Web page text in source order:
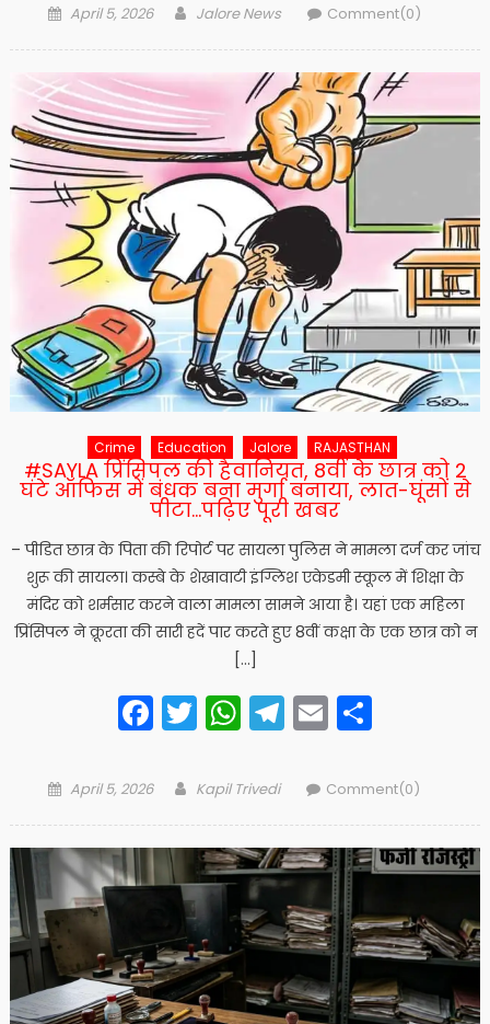
Posted
April 5, 2026 Author
Jalore News Comment(0)
Crime Education Jalore RAJASTHAN
#SAYLA प्रिंसिपल की हैवानियत, 8वीं के छात्र को 2
घंटे ऑफिस में बंधक बना मुर्गा बनाया, लात-घूंसों से
पीटा…पढ़िए पूरी खबर
– पीडित छात्र के पिता की रिपोर्ट पर ​सायला पुलिस ने मामला दर्ज कर जांच
शुरू की ​सायला। कस्बे के शेखावाटी इंग्लिश एकेडमी स्कूल में शिक्षा के
मंदिर को शर्मसार करने वाला मामला सामने आया है। यहां एक महिला
प्रिंसिपल ने क्रूरता की सारी हदें पार करते हुए 8वीं कक्षा के एक छात्र को न
[…]
Facebook
Twitter
WhatsApp
Telegram
Email
Posted
April 5, 2026 Author
Kapil Trivedi Comment(0)